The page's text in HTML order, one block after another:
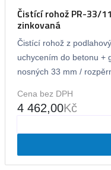
Čistící rohož PR-33/
zinkovaná
Čistící rohož z
uchycením do betonu +
nosných 33 mm /
Cena bez DPH
4 462,00Kč